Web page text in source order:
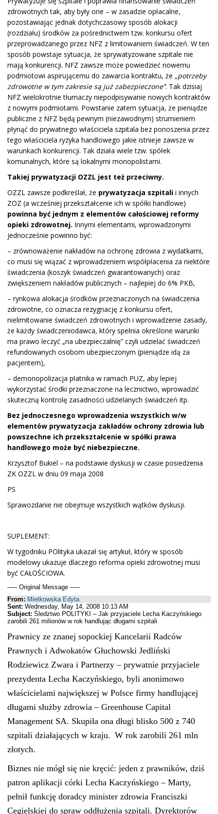
zdrowotnych tak, aby były one – w zasadzie opłacalne,
pozostawiając jednak dotychczasowy sposób alokacji
(rozdziału) środków za pośrednictwem tzw. konkursu ofert
przeprowadzanego przez NFZ z limitowaniem świadczeń. W ten
sposób powstaje sytuacja, że sprywatyzowane szpitale nie
mają konkurencji. NFZ zawsze może powiedzieć nowemu
podmiotowi aspirującemu do zawarcia kontraktu, że „potrzeby
zdrowotne w tym zakresie są już zabezpieczone”. Tak dzisiaj
NFZ wielokrotnie tłumaczy niepodpisywanie nowych kontraktów
z nowymi podmiotami. Powstanie zatem sytuacja, że pieniądze
publiczne z NFZ będą pewnym (niezawodnym) strumieniem
płynąć do prywatnego właściciela szpitala bez ponoszenia przez
tego właściciela ryzyka handlowego jakie istnieje zawsze w
warunkach konkurencji. Tak działa wiele tzw. spółek
komunalnych, które są lokalnymi monopolistami.
Takiej prywatyzacji OZZL jest też przeciwny.
OZZL zawsze podkreślał, że prywatyzacja szpitali i innych
ZOZ (a wcześniej przekształcenie ich w spółki handlowe)
powinna być jednym z elementów całościowej reformy
opieki zdrowotnej. Innymi elementami, wprowadzonymi
jednocześnie powinno być:
– zrównoważenie nakładów na ochronę zdrowia z wydatkami,
co musi się wiązać z wprowadzeniem współpłacenia za niektóre
świadczenia (koszyk świadczeń gwarantowanych) oraz
zwiększeniem nakładów publicznych – najlepiej do 6% PKB,
– rynkowa alokacja środków przeznaczonych na świadczenia
zdrowotne, co oznacza rezygnację z konkursu ofert,
nielimitowanie świadczeń zdrowotnych i wprowadzenie zasady,
że każdy świadczeniodawca, który spełnia określone warunki
ma prawo leczyć „na ubezpieczalnię” czyli udzielać świadczeń
refundowanych osobom ubezpieczonym (pieniądze idą za
pacjentem),
– demonopolizacja płatnika w ramach PUZ, aby lepiej
wykorzystać środki przeznaczone na lecznictwo, wprowadzić
skuteczną kontrolę zasadności udzielanych świadczeń itp.
Bez jednoczesnego wprowadzenia wszystkich w/w
elementów prywatyzacja zakładów ochrony zdrowia lub
powszechne ich przekształcenie w spółki prawa
handlowego może być niebezpieczne.
Krzysztof Bukiel – na podstawie dyskusji w czasie posiedzenia
ZK OZZL w dniu 09 maja 2008
PS
Sprawozdanie nie obejmuje wszystkich wątków dyskusji.
SUPLEMENT:
W tygodniku POlityka ukazał się artykuł, który w sposób
modelowy ukazuje dlaczego reforma opieki zdrowotnej musi
być CAŁOŚCIOWA.
—– Original Message —–
From: Mietkowska Edyta
Sent: Wednesday, May 14, 2008 10:13 AM
Subject: Śledztwo POLITYKI – Jak przyjaciele Lecha Kaczyńskiego
zarobili 261 milionów w rok handlując długami szpitali
Prawnicy ze znanej sopockiej Kancelarii Radców
Prawnych i Adwokatów Głuchowski Jedliński
Rodziewicz Zwara i Partnerzy – prywatnie przyjaciele
prezydenta Lecha Kaczyńskiego, byli anonimowo
właścicielami największej w Polsce firmy handlującej
długami służby zdrowia – Greenhouse Capital
Management SA. Skupiła ona długi blisko 500 z 740
szpitali działających w kraju. W rok zarobili 261 mln
złotych.
Biznes nie mógł się nie kręcić: jeden z prawników, dziś
patron aplikacji córki Lecha Kaczyńskiego – Marty,
pełnił funkcję doradcy minister zdrowia Franciszki
Cegielskiej do spraw oddłużenia szpitali. Dyrektorów